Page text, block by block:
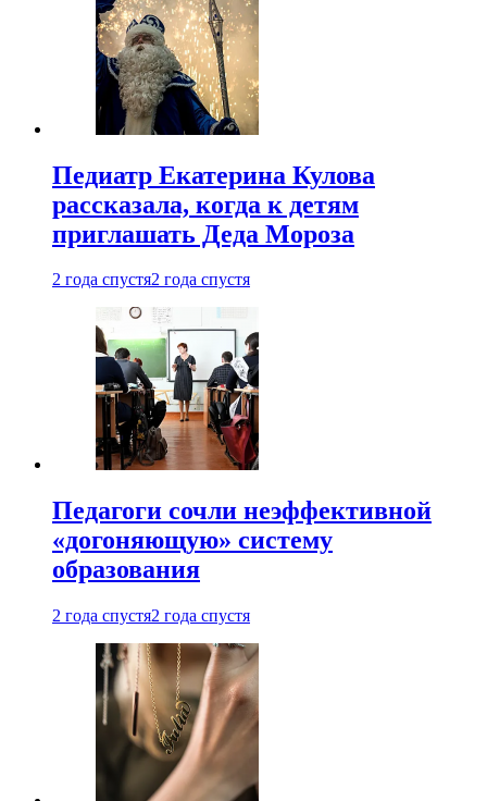
Педиатр Екатерина Кулова
рассказала, когда к детям
приглашать Деда Мороза
2 года спустя2 года спустя
Педагоги сочли неэффективной
«догоняющую» систему
образования
2 года спустя2 года спустя